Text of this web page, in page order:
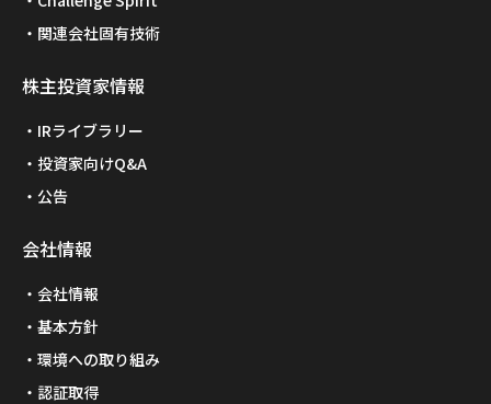
関連会社固有技術
株主投資家情報
IRライブラリー
投資家向けQ&A
公告
会社情報
会社情報
基本方針
環境への取り組み
認証取得